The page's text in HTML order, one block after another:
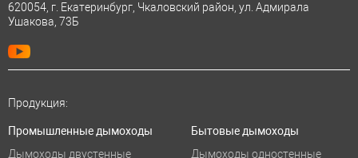
620054, г. Екатеринбург, Чкаловский район, ул. Адмирала
Ушакова, 73Б
Продукция:
Промышленные дымоходы
Дымоходы двустенные
Бытовые дымоходы
Дымоходы одностенные